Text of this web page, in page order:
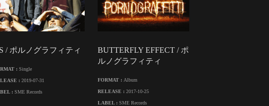
/ ポルノグラフィティ
: Single
: 2019-07-31
: SME Records
BUTTERFLY EFFECT / ポ
ルノグラフィティ
FORMAT : Album
RELEASE : 2017-10-25
LABEL : SME Records